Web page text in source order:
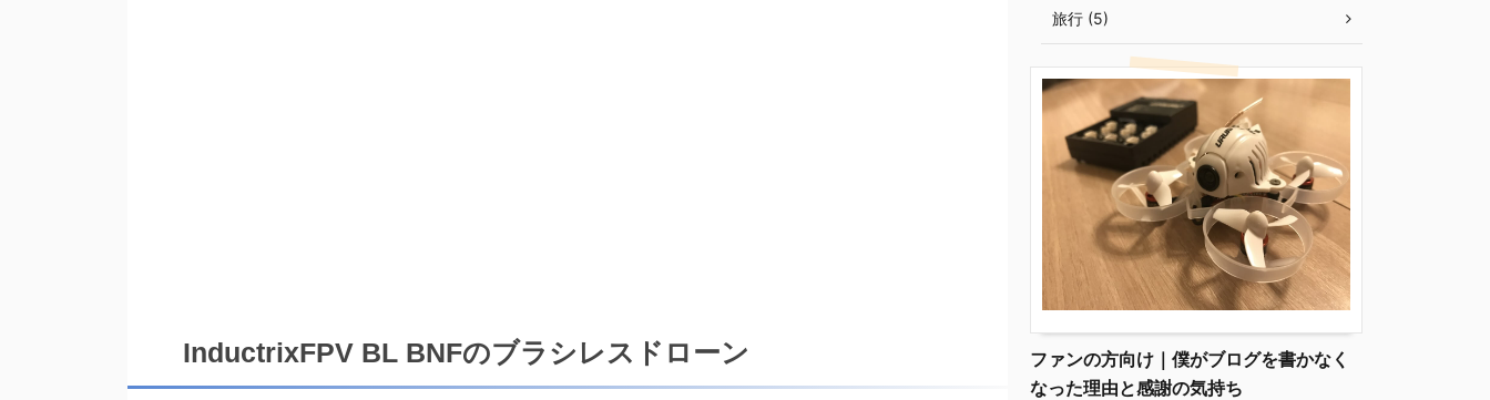
InductrixFPV BL BNFのブラシレスドローン
旅行 (5)
ファンの方向け｜僕がブログを書かなく
なった理由と感謝の気持ち